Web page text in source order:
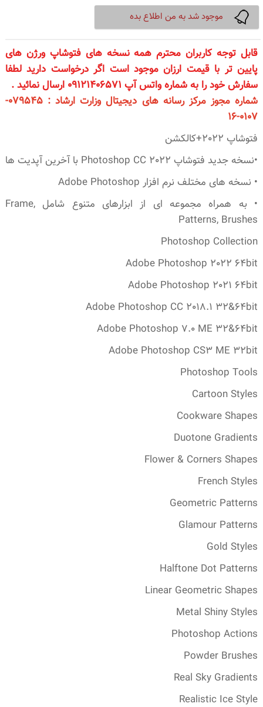
موجود شد به من اطلاع بده
قابل توجه کاربران محترم همه نسخه های فتوشاپ ورژن های
پایین تر با قیمت ارزان موجود است اگر درخواست دارید لطفا
سفارش خود را به شماره واتس آپ 09121406571 ارسال نمائید .
شماره مجوز مرکز رسانه های دیجیتال وزارت ارشاد : 079545-
0107-16
فتوشاپ 2022+کالکشن
•نسخه جدید فتوشاپ Photoshop CC 2022 با آخرین آپدیت ها
• نسخه های مختلف نرم افزار Adobe Photoshop
• به همراه مجموعه ای از ابزارهای متنوع شامل Frame,
Patterns, Brushes
Photoshop Collection
Adobe Photoshop 2022 64bit
Adobe Photoshop 2021 64bit
Adobe Photoshop CC 2018.1 32&64bit
Adobe Photoshop 7.0 ME 32&64bit
Adobe Photoshop CS3 ME 32bit
Photoshop Tools
Cartoon Styles
Cookware Shapes
Duotone Gradients
Flower & Corners Shapes
French Styles
Geometric Patterns
Glamour Patterns
Gold Styles
Halftone Dot Patterns
Linear Geometric Shapes
Metal Shiny Styles
Photoshop Actions
Powder Brushes
Real Sky Gradients
Realistic Ice Style